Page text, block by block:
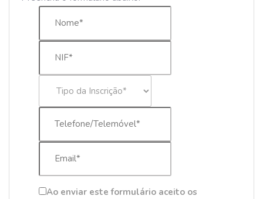
Ao enviar este formulário aceito os